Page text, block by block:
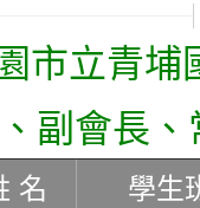
市立青埔
副會長
名 學生